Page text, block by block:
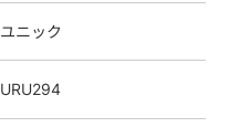
ユニック
URU294